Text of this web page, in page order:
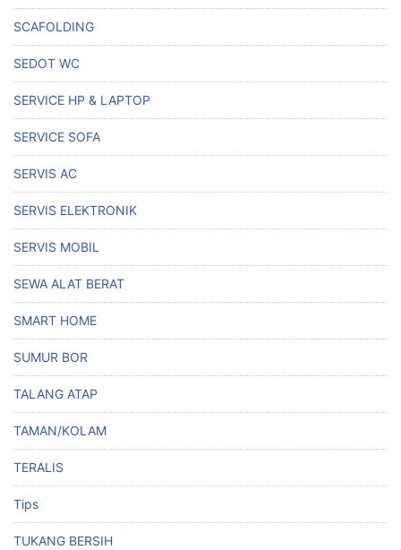
SCAFOLDING
SEDOT WC
SERVICE HP & LAPTOP
SERVICE SOFA
SERVIS AC
SERVIS ELEKTRONIK
SERVIS MOBIL
SEWA ALAT BERAT
SMART HOME
SUMUR BOR
TALANG ATAP
TAMAN/KOLAM
TERALIS
Tips
TUKANG BERSIH